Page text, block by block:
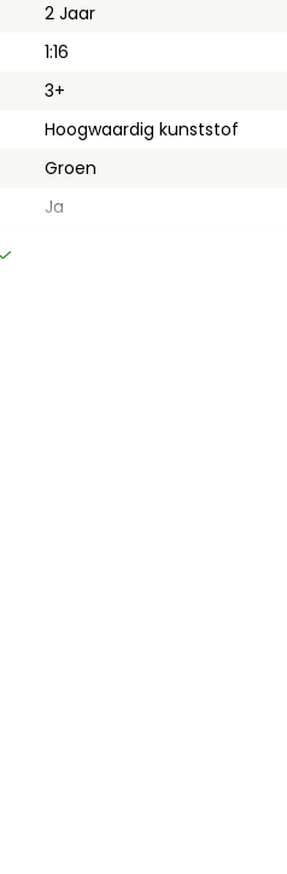
2 Jaar
1:16
3+
Hoogwaardig kunststof
Groen
Ja